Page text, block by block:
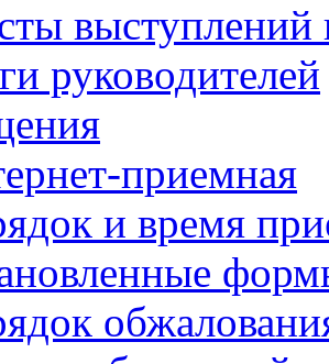
выступлений
руководителей
приемная
и время